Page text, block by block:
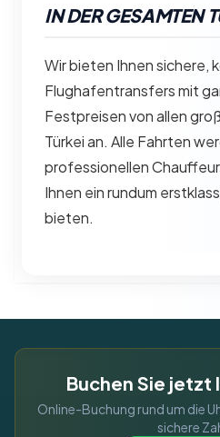
IN DER GESAMTEN
Wir bieten Ihnen sichere,
Flughafentransfers mit
Festpreisen von allen
Türkei an. Alle Fahrten
professionellen
Ihnen ein rundum
bieten.
Buchen Sie jetzt
Online-Buchung rund um die
sichere